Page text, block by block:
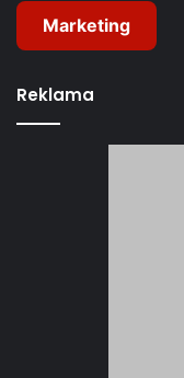
Marketing
Reklama